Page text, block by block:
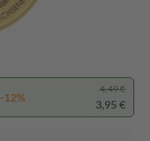
-12%
4,49 €
3,95 €